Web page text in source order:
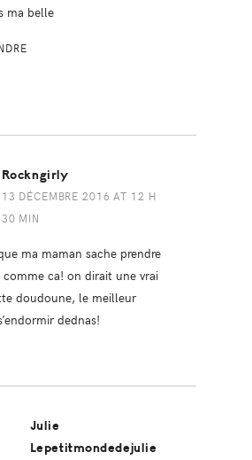
ma belle
Rockngirly
13 DÉCEMBRE 2016 AT 12 H
30 MIN
ma maman sache prendre
ca! on dirait une vrai
doudoune, le meilleur
dednas!
Julie
Lepetitmondedejulie